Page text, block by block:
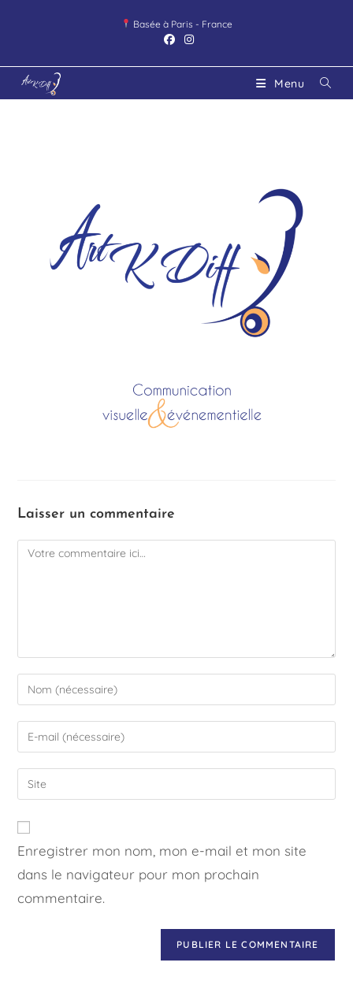
Basée à Paris - France
Menu
Laisser un commentaire
Enregistrer mon nom, mon e-mail et mon site
dans le navigateur pour mon prochain
commentaire.